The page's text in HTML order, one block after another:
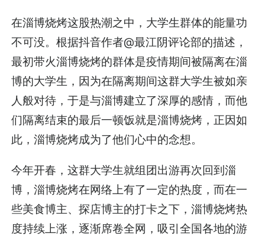
在淄博烧烤这股热潮之中，大学生群体的能量功
不可没。根据抖音作者@最江阴评论部的描述，
最初带火淄博烧烤的群体是疫情期间被隔离在淄
博的大学生，因为在隔离期间这群大学生被如亲
人般对待，于是与淄博建立了深厚的感情，而他
们隔离结束的最后一顿饭就是淄博烧烤，正因如
此，淄博烧烤成为了他们心中的念想。
今年开春，这群大学生就组团出游再次回到淄
博，淄博烧烤在网络上有了一定的热度，而在一
些美食博主、探店博主的打卡之下，淄博烧烤热
度持续上涨，逐渐席卷全网，吸引全国各地的游